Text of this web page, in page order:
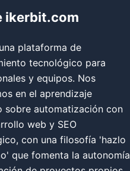
ikerbit.com
plataforma de
tecnológico para
y equipos. Nos
en el aprendizaje
sobre automatización con
web y SEO
con una filosofía 'hazlo
que fomenta la autonomía